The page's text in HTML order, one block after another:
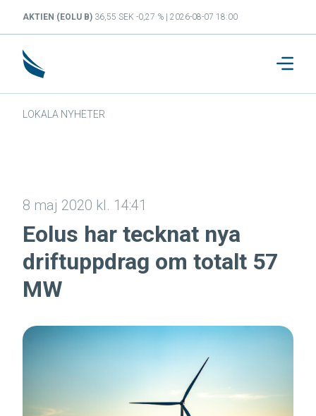
AKTIEN (EOLU B) 36,55 SEK -0,27 % | 2026-08-07 18:00
LOKALA NYHETER
8 maj 2020 kl. 14:41
Eolus har tecknat nya
driftuppdrag om totalt 57
MW